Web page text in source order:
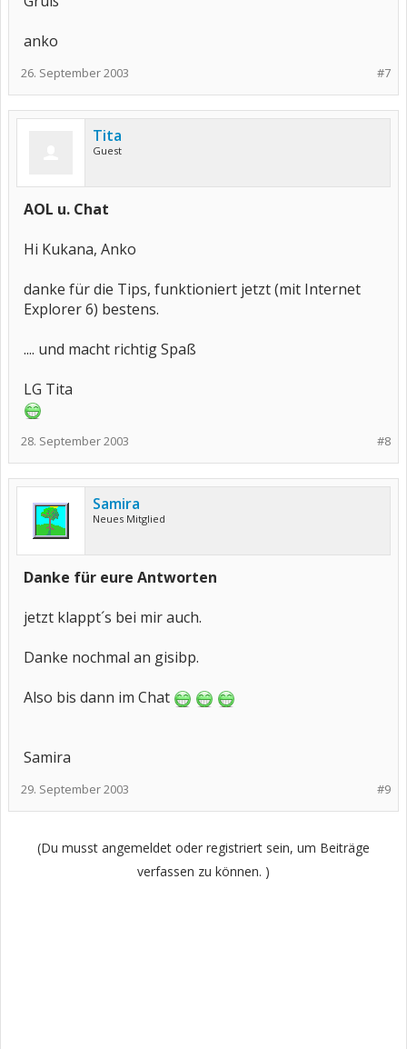
anko
#7
26. September 2003
Tita
Guest
AOL u. Chat
Hi Kukana, Anko
danke für die Tips, funktioniert jetzt (mit Internet
Explorer 6) bestens.
.... und macht richtig Spaß
LG Tita
#8
28. September 2003
Samira
Neues Mitglied
Danke für eure Antworten
jetzt klappt´s bei mir auch.
Danke nochmal an gisibp.
Also bis dann im Chat
Samira
#9
29. September 2003
(Du musst angemeldet oder registriert sein, um Beiträge
verfassen zu können. )